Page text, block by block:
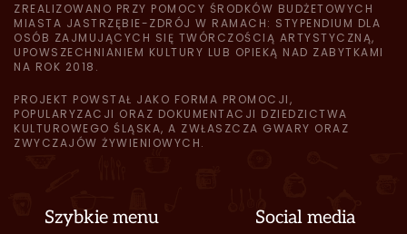
ZREALIZOWANO PRZY POMOCY ŚRODKÓW BUDŻETOWYCH
MIASTA JASTRZĘBIE-ZDRÓJ W RAMACH: STYPENDIUM DLA
OSÓB ZAJMUJĄCYCH SIĘ TWÓRCZOŚCIĄ ARTYSTYCZNĄ,
UPOWSZECHNIANIEM KULTURY LUB OPIEKĄ NAD ZABYTKAMI
NA ROK 2018.
PROJEKT POWSTAŁ JAKO FORMA PROMOCJI,
POPULARYZACJI ORAZ DOKUMENTACJI DZIEDZICTWA
KULTUROWEGO ŚLĄSKA, A ZWŁASZCZA GWARY ORAZ
ZWYCZAJÓW ŻYWIENIOWYCH.
Szybkie menu Social media